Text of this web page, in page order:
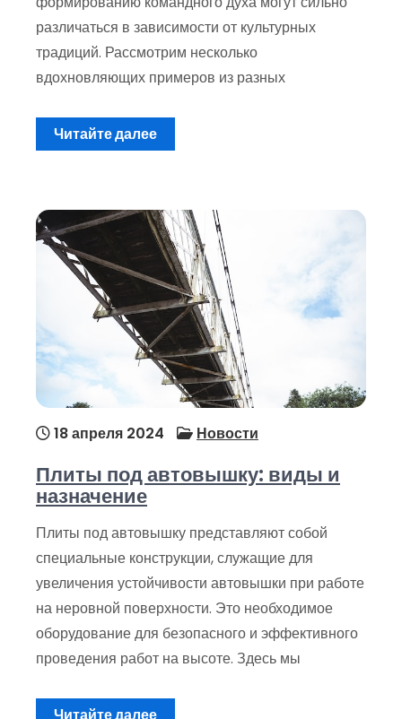
различаться в зависимости от культурных
традиций. Рассмотрим несколько
вдохновляющих примеров из разных
Читайте далее
18 апреля 2024 Новости
Плиты под автовышку: виды и
назначение
Плиты под автовышку представляют собой
специальные конструкции, служащие для
увеличения устойчивости автовышки при работе
на неровной поверхности. Это необходимое
оборудование для безопасного и эффективного
проведения работ на высоте. Здесь мы
Читайте далее